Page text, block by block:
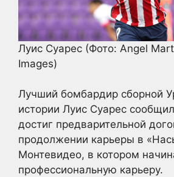
Луис Суарес (Фото: Angel
Images)
Лучший бомбардир сборной
истории Луис Суарес
достиг предварительной
продолжении карьеры в
Монтевидео, в котором
профессиональную карьеру.